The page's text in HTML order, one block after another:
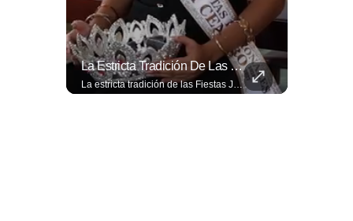
La Estricta Tradición De Las Fiestas Julias En #SantaAna, El Salvador, Obliga A La Reina A No Usar Su Corona Dentro Del Templo.
La estricta tradición de las Fiestas Julias en #SantaAna, El Salvador, obliga a la reina a no usar su corona dentro del templo. Conoce el motivo aquí. 👇 www.eldiariodehoy.com